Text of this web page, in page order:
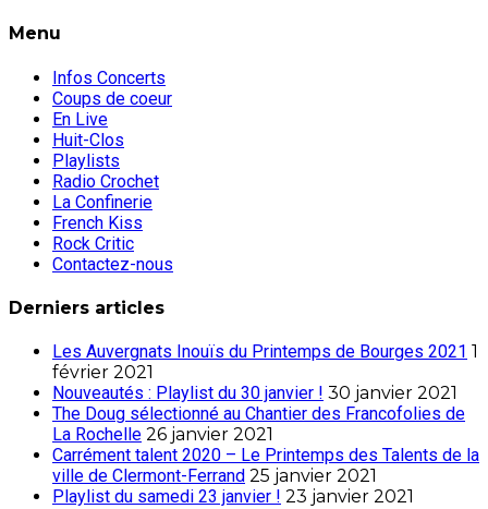
Menu
Infos Concerts
Coups de coeur
En Live
Huit-Clos
Playlists
Radio Crochet
La Confinerie
French Kiss
Rock Critic
Contactez-nous
Derniers articles
Les Auvergnats Inouïs du Printemps de Bourges 2021 1
février 2021
Nouveautés : Playlist du 30 janvier ! 30 janvier 2021
The Doug sélectionné au Chantier des Francofolies de
La Rochelle 26 janvier 2021
Carrément talent 2020 – Le Printemps des Talents de la
ville de Clermont-Ferrand 25 janvier 2021
Playlist du samedi 23 janvier ! 23 janvier 2021